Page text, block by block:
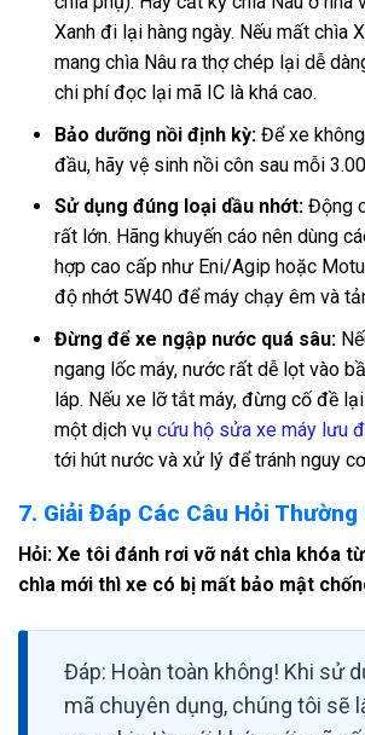
Xanh đi lại hàng ngày. Nếu mất chìa
mang chìa Nâu ra thợ chép lại dễ
chi phí đọc lại mã IC là khá cao.
Bảo dưỡng nồi định kỳ: Để xe
đầu, hãy vệ sinh nồi côn sau mỗi
Sử dụng đúng loại dầu nhớt: Động
rất lớn. Hãng khuyến cáo nên dùng
hợp cao cấp như Eni/Agip hoặc
độ nhớt 5W40 để máy chạy êm và
Đừng để xe ngập nước quá sâu:
ngang lốc máy, nước rất dễ lọt vào
láp. Nếu xe lỡ tắt máy, đừng cố đề
một dịch vụ cứu hộ sửa xe máy lưu
tới hút nước và xử lý để tránh nguy
7. Giải Đáp Các Câu Hỏi Thường
Hỏi: Xe tôi đánh rơi vỡ nát chìa khóa
chìa mới thì xe có bị mất bảo mật
Đáp: Hoàn toàn không! Khi sử
mã chuyên dụng, chúng tôi sẽ